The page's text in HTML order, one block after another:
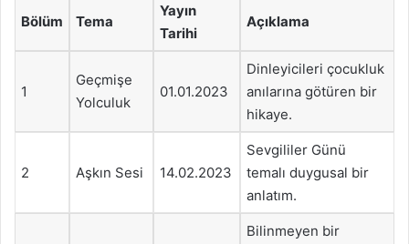
Bölüm Tema
Yayın
Tarihi
Açıklama
1
Geçmişe
Yolculuk
01.01.2023
Dinleyicileri çocukluk
anılarına götüren bir
hikaye.
2 Aşkın Sesi 14.02.2023
Sevgililer Günü
temalı duygusal bir
anlatım.
Bilinmeyen bir